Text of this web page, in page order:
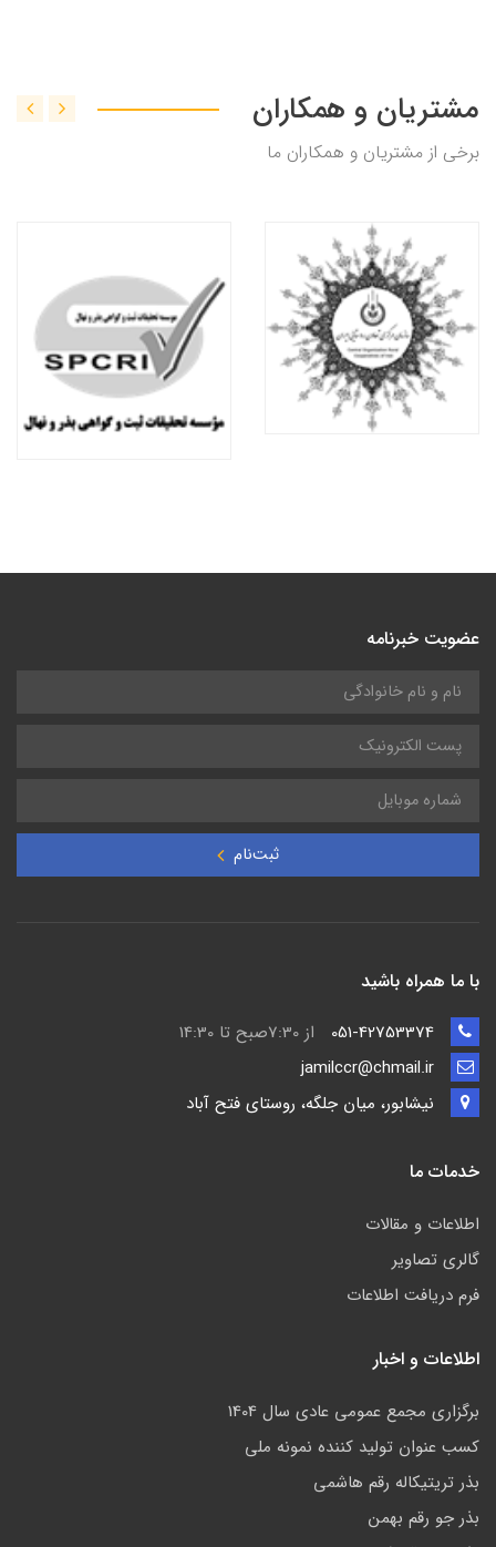
مشتریان و همکاران
برخی از مشتریان و همکاران ما
عضویت خبرنامه
ثبت‌نام
با ما همراه باشید
از 7:30صبح تا 14:30
نیشابور، میان جلگه، روستای فتح آباد
خدمات ما
اطلاعات و مقالات
گالری تصاویر
فرم دریافت اطلاعات
اطلاعات و اخبار
برگزاری مجمع عمومی عادی سال 1404
کسب عنوان تولید کننده نمونه ملی
بذر تریتیکاله رقم هاشمی
بذر جو رقم بهمن